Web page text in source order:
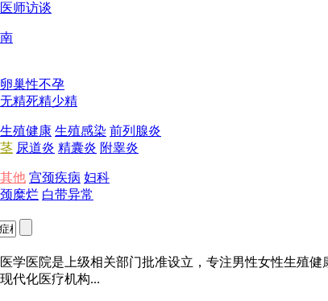
医师访谈
卵巢性不孕
无精死精少精
生殖健康 生殖感染 前列腺炎
尿道炎 精囊炎 附睾炎
他 宫颈疾病 妇科
糜烂 白带异常
学医院是上级相关部门批准设立，专注男性女性生殖
代化医疗机构...